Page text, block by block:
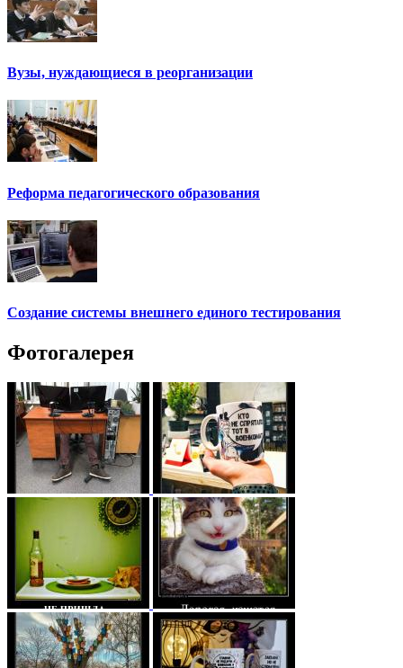
Вузы, нуждающиеся в реорганизации
Реформа педагогического образования
Создание системы внешнего единого тестирования
Фотогалерея